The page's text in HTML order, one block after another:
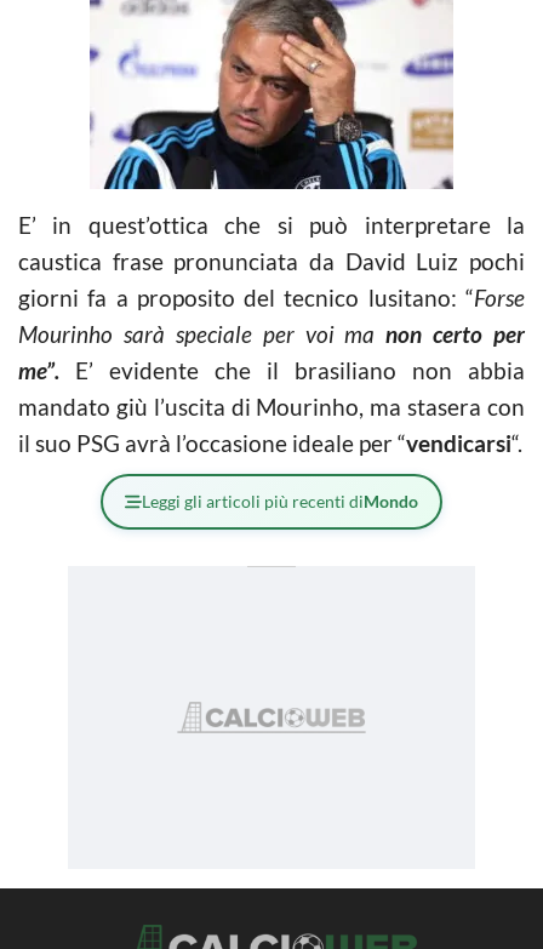
E’ in quest’ottica che si può interpretare la
caustica frase pronunciata da David Luiz pochi
giorni fa a proposito del tecnico lusitano: “Forse
Mourinho sarà speciale per voi manon certo per
me”. E’ evidente che il brasiliano non abbia
mandato giù l’uscita di Mourinho, ma stasera con
il suo PSG avrà l’occasione ideale per “vendicarsi“.
Leggi gli articoli più recenti diMondo